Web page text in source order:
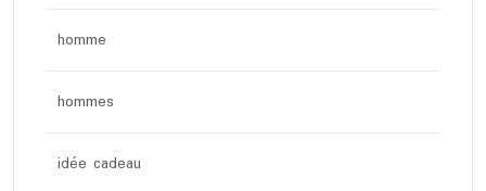
homme
hommes
idée cadeau